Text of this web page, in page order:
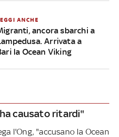
ANCHE
ancora sbarchi a
Arrivata a
la Ocean Viking
causato ritardi"
l'Ong, "accusano la Ocean